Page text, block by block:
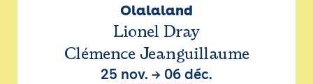
Olalaland
Lionel Dray
Clémence Jeanguillaume
25 nov. → 06 déc.